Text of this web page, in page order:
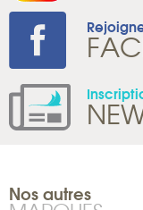
Nos autres